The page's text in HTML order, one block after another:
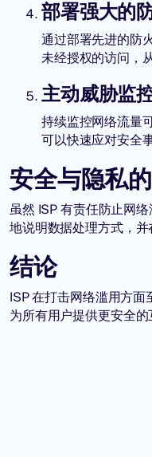
部署强大的
通过部署先进的防
未经授权的访问，
主动威胁监
持续监控网络流量
可以快速应对安全
安全与隐私
虽然 ISP 有责任防止网
地说明数据处理方式，并
结论
ISP 在打击网络滥用方
为所有用户提供更安全的